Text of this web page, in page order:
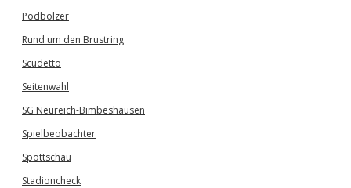
Podbolzer
Rund um den Brustring
Scudetto
Seitenwahl
SG Neureich-Bimbeshausen
Spielbeobachter
Spottschau
Stadioncheck